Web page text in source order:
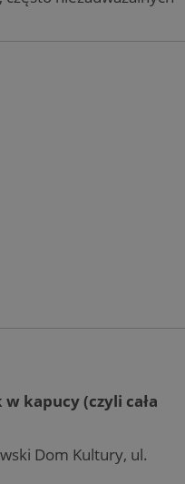
w kapucy (czyli cała
Dom Kultury, ul.